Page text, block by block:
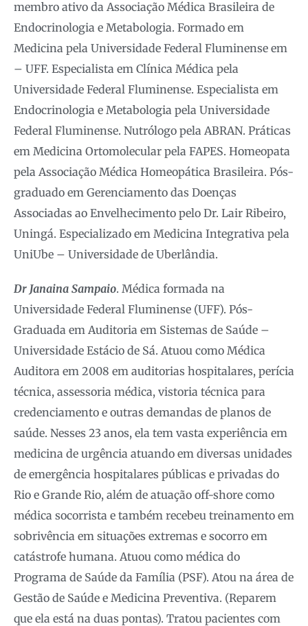
membro ativo da Associação Médica Brasileira de
Endocrinologia e Metabologia. Formado em
Medicina pela Universidade Federal Fluminense em
– UFF. Especialista em Clínica Médica pela
Universidade Federal Fluminense. Especialista em
Endocrinologia e Metabologia pela Universidade
Federal Fluminense. Nutrólogo pela ABRAN. Práticas
em Medicina Ortomolecular pela FAPES. Homeopata
pela Associação Médica Homeopática Brasileira. Pós-
graduado em Gerenciamento das Doenças
Associadas ao Envelhecimento pelo Dr. Lair Ribeiro,
Uningá. Especializado em Medicina Integrativa pela
UniUbe – Universidade de Uberlândia.
Dr Janaina Sampaio. Médica formada na
Universidade Federal Fluminense (UFF). Pós-
Graduada em Auditoria em Sistemas de Saúde –
Universidade Estácio de Sá. Atuou como Médica
Auditora em 2008 em auditorias hospitalares, perícia
técnica, assessoria médica, vistoria técnica para
credenciamento e outras demandas de planos de
saúde. Nesses 23 anos, ela tem vasta experiência em
medicina de urgência atuando em diversas unidades
de emergência hospitalares públicas e privadas do
Rio e Grande Rio, além de atuação off-shore como
médica socorrista e também recebeu treinamento em
sobrivência em situações extremas e socorro em
catástrofe humana. Atuou como médica do
Programa de Saúde da Família (PSF). Atou na área de
Gestão de Saúde e Medicina Preventiva. (Reparem
que ela está na duas pontas). Tratou pacientes com